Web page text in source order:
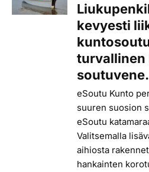
kevyesti
turvallinen
soutuvene.
eSoutu Kunto
suuren suosion
eSoutu
Valitsemalla
aihiosta
hankainten